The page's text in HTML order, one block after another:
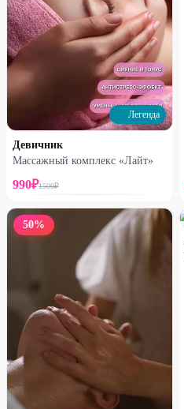
Легенда
Девичник
Массажный комплекс «Лайт»
990₽1500₽
50%